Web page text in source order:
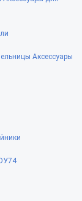
Аксессуары